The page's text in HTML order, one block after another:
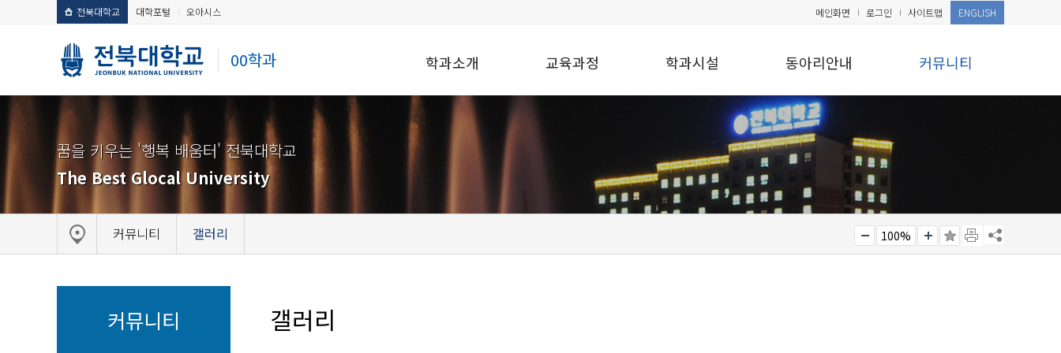
전북대학교 대학포털 오아시스
00학과
메인화면 로그인 사이트맵 ENGLISH
학과소개 교육과정 학과시설 동아리안내 커뮤니티
꿈을 키우는 '행복 배움터' 전북대학교
The Best Glocal University
커뮤니티 갤러리 100%
커뮤니티 갤러리